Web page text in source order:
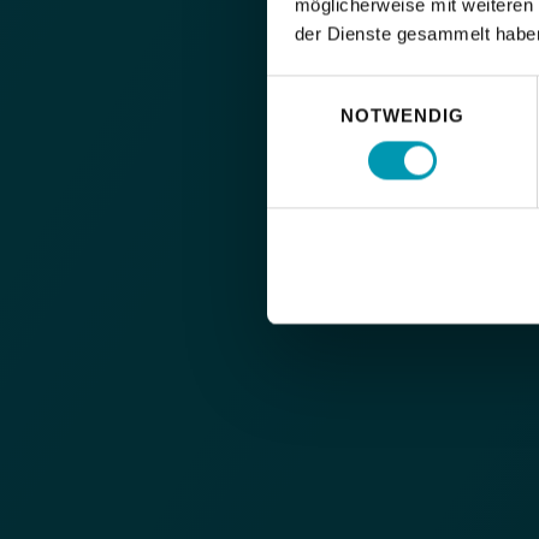
möglicherweise mit
der Dienste gesammelt
NOTWENDIG